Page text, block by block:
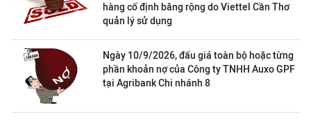
hàng cố định băng rộng do Viettel Cần Thơ
quản lý sử dụng
Ngày 10/9/2026, đấu giá toàn bộ hoặc từng
phần khoản nợ của Công ty TNHH Auxo GPF
tại Agribank Chi nhánh 8